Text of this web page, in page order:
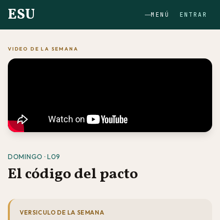
ESU MENÚ ENTRAR
VIDEO DE LA SEMANA
DOMINGO · L09
El código del pacto
VERSICULO DE LA SEMANA